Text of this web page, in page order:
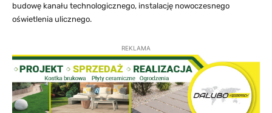
budowę kanału technologicznego, instalację nowoczesnego
oświetlenia ulicznego.
REKLAMA